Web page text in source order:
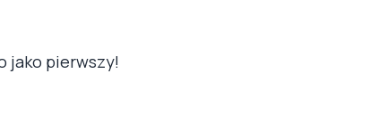
jako pierwszy!